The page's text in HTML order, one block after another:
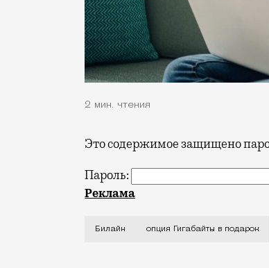
2 мин. чтения
Это содержимое защищено
Пароль:
Жизнь без интернета — уже не
Реклама
Билайн опция Гигабайты в подарок